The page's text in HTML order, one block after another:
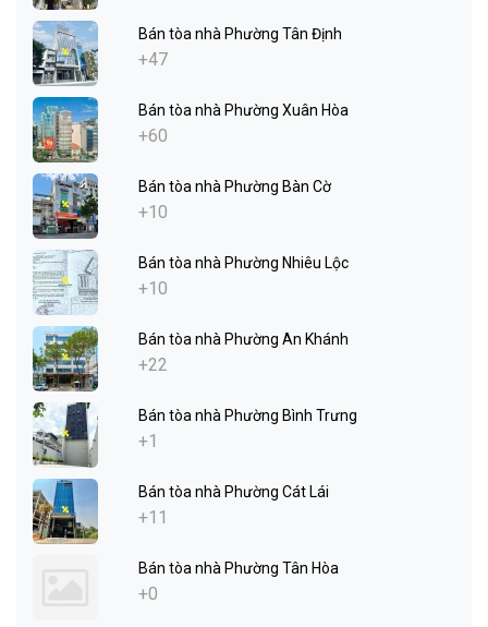
Bán tòa nhà Phường Tân Định
+47
Bán tòa nhà Phường Xuân Hòa
+60
Bán tòa nhà Phường Bàn Cờ
+10
Bán tòa nhà Phường Nhiêu Lộc
+10
Bán tòa nhà Phường An Khánh
+22
Bán tòa nhà Phường Bình Trưng
+1
Bán tòa nhà Phường Cát Lái
+11
Bán tòa nhà Phường Tân Hòa
+0